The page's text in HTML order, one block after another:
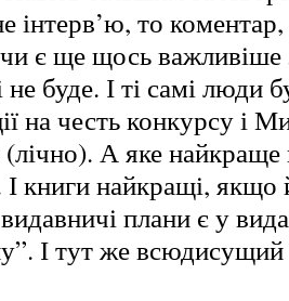
інтерв’ю, то
є ще щось важливіше
буде. І ті самі люди
на честь конкурсу і
А яке найкраще
книги найкращі,
плани є у
І тут же